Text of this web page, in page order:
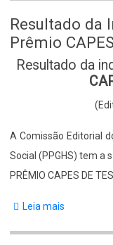
Resultado da
Prêmio
Body
Resultado da
A Comissão Editorial
Social (PPGHS) tem a
PRÊMIO CAPES DE
Leia mais